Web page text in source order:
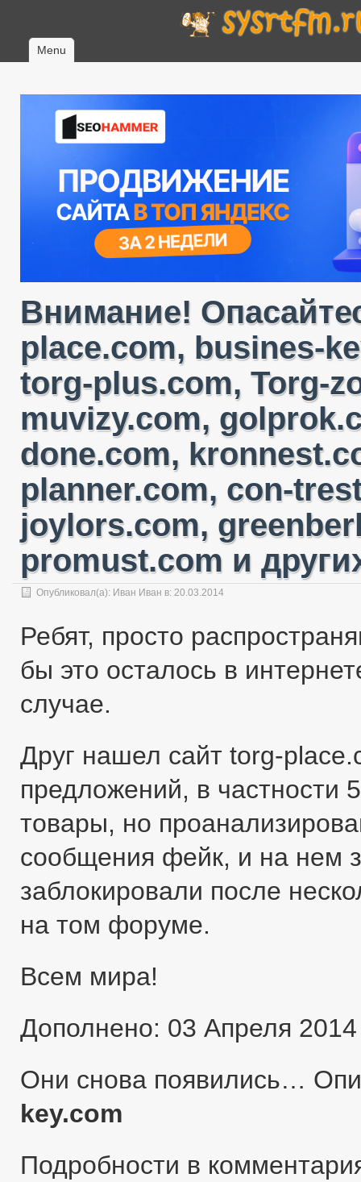
Menu
Внимание!
place.com, busines-
torg-plus.com, Torg-
muvizy.com,
done.com,
planner.com, con-
joylors.com,
promust.com и
Опубликовал(а): Иван Иван в: 20.03.2014
Ребят, просто
бы это осталось в
случае.
Друг нашел сайт torg-
предложений, в частности
товары, но
сообщения фейк, и на нем
заблокировали после
на том форуме.
Всем мира!
Дополнено: 03 Апреля 2014
Они снова появились…
key.com
Подробности в